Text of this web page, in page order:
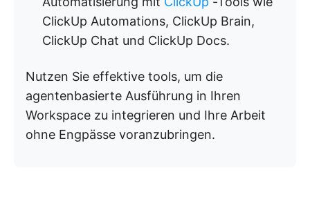
ClickUp Automations, ClickUp Brain,
ClickUp Chat und ClickUp Docs.
Nutzen Sie effektive tools, um die
agentenbasierte Ausführung in Ihren
Workspace zu integrieren und Ihre Arbeit
ohne Engpässe voranzubringen.